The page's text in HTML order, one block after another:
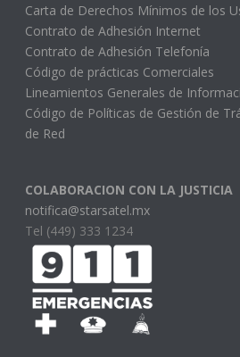
Carta de Derechos Mínimos de los
Contrato de Adhesión Internet
Contrato de Adhesión Telefonía
Código de prácticas Comerciales
Lineamientos Generales de
Código de Políticas de Gestión de
de Red
COLABORACION CON LA JUSTICIA
notifica@starsatel.mx
Tel (449) 333 1234